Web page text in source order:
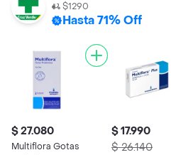
$1290
Hasta 71% Off
$ 27.080
Multiflora Gotas
$ 17.990
$ 26.140